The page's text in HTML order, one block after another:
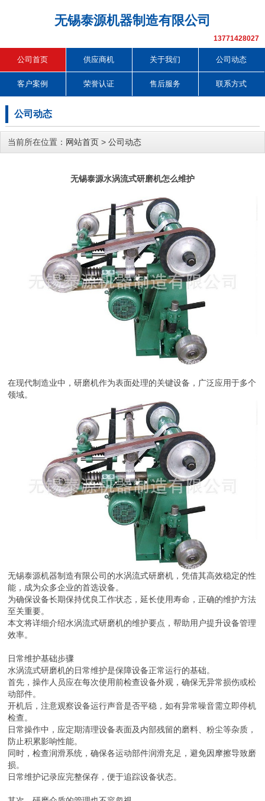
无锡泰源机器制造有限公司
13771428027
公司首页 供应商机 关于我们 公司动态
客户案例 荣誉认证 售后服务 联系方式
公司动态
当前所在位置： 网站首页 > 公司动态
无锡泰源水涡流式研磨机怎么维护
在现代制造业中，研磨机作为表面处理的关键设备，广泛应用于多个
领域。
无锡泰源机器制造有限公司的水涡流式研磨机，凭借其高效稳定的性
能，成为众多企业的首选设备。
为确保设备长期保持优良工作状态，延长使用寿命，正确的维护方法
至关重要。
本文将详细介绍水涡流式研磨机的维护要点，帮助用户提升设备管理
效率。
日常维护基础步骤
水涡流式研磨机的日常维护是保障设备正常运行的基础。
首先，操作人员应在每次使用前检查设备外观，确保无异常损伤或松
动部件。
开机后，注意观察设备运行声音是否平稳，如有异常噪音需立即停机
检查。
日常操作中，应定期清理设备表面及内部残留的磨料、粉尘等杂质，
防止积累影响性能。
同时，检查润滑系统，确保各运动部件润滑充足，避免因摩擦导致磨
损。
日常维护记录应完整保存，便于追踪设备状态。